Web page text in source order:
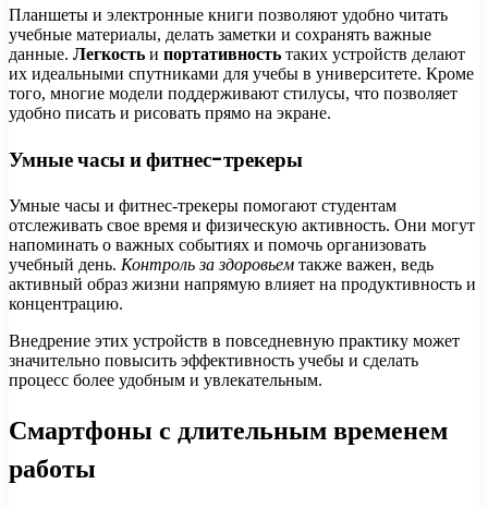
Планшеты и электронные книги позволяют удобно читать
учебные материалы, делать заметки и сохранять важные
данные. Легкость и портативность таких устройств делают
их идеальными спутниками для учебы в университете. Кроме
того, многие модели поддерживают стилусы, что позволяет
удобно писать и рисовать прямо на экране.
Умные часы и фитнес-трекеры
Умные часы и фитнес-трекеры помогают студентам
отслеживать свое время и физическую активность. Они могут
напоминать о важных событиях и помочь организовать
учебный день. Контроль за здоровьем также важен, ведь
активный образ жизни напрямую влияет на продуктивность и
концентрацию.
Внедрение этих устройств в повседневную практику может
значительно повысить эффективность учебы и сделать
процесс более удобным и увлекательным.
Смартфоны с длительным временем
работы